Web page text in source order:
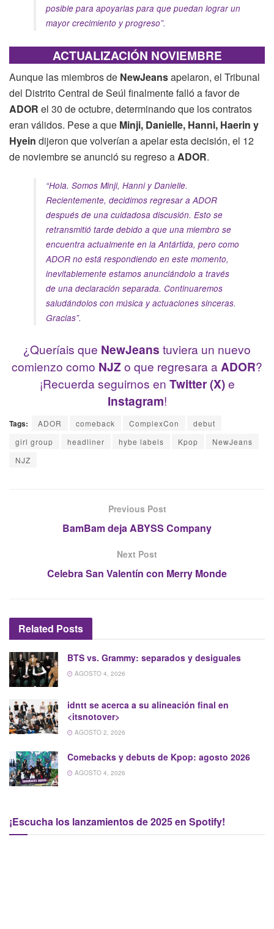
posible para apoyarlas para que puedan lograr un
mayor crecimiento y progreso”.
ACTUALIZACIÓN NOVIEMBRE
Aunque las miembros de NewJeansapelaron, el Tribunal
del Distrito Central de Seúl finalmente falló a favor de
ADOR el 30 de octubre, determinando que los contratos
eran válidos. Pese a que Minji, Danielle, Hanni, Haerin y
Hyein dijeron que volverían a apelar esta decisión, el 12
de noviembre se anunció su regreso aADOR.
“Hola. Somos Minji, Hanni y Danielle.
Recientemente, decidimos regresar a ADOR
después de una cuidadosa discusión. Esto se
retransmitió tarde debido a que una miembro se
encuentra actualmente en la Antártida, pero como
ADOR no está respondiendo en este momento,
inevitablemente estamos anunciándolo a través
de una declaración separada. Continuaremos
saludándolos con música y actuaciones sinceras.
Gracias”.
¿Queríais que NewJeans tuviera un nuevo
comienzo como NJZ o que regresara aADOR?
¡Recuerda seguirnos en Twitter (X)e
Instagram!
Tags: ADOR comeback ComplexCon
debut
girl group
headliner hybe labels Kpop
NewJeans
NJZ
Previous Post
BamBam deja ABYSS Company
Next Post
Celebra San Valentín con Merry Monde
Related Posts
BTS vs. Grammy: separados y desiguales
AGOSTO 4, 2026
idntt se acerca a su alineación final en
<itsnotover>
AGOSTO 2, 2026
Comebacks y debuts de Kpop: agosto 2026
AGOSTO 4, 2026
¡Escucha los lanzamientos de 2025 en Spotify!